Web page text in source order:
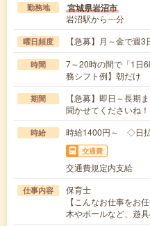
勤務地 宮城県岩沼市
岩沼駅から---分
曜日頻度 【急募】月～金で週3
時間
7～20時の間で「1日
務シフト例】朝だ
期間
【急募】即日～長期
聞かせてくださいね！
時給 時給1400円～ ◇日
交通費
交通費規定内支給
仕事内容
保育士
【こんなお仕事をお
木やボールなど、遊